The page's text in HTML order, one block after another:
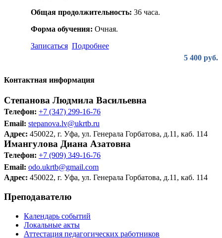
Общая продолжительность: 36 часа.
Форма обучения: Очная.
Записаться Подробнее
5 400 руб.
Контактная информация
Степанова Людмила Васильевна
Телефон: +7 (347) 299-16-76
Email: stepanova.lv@ukrtb.ru
Адрес: 450022, г. Уфа, ул. Генерала Горбатова, д.11, каб. 114
Имангулова Диана Азатовна
Телефон: +7 (909) 349-16-76
Email: odo.ukrtb@gmail.com
Адрес: 450022, г. Уфа, ул. Генерала Горбатова, д.11, каб. 114
Преподавателю
Календарь событий
Локальные акты
Аттестация педагогических работников